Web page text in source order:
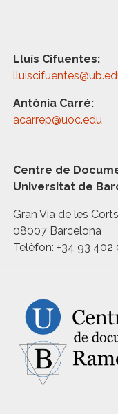
Lluís Cifuentes:
Antònia Carré:
acarrep@uoc.edu
Centre de
Universitat de
Gran Via de les
08007 Barcelona
Telèfon: +34 93 402